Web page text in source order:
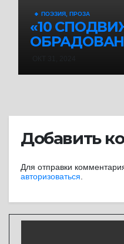
🔸 ПОЭЗИЯ, ПРОЗА
«10
Добавить
Для отправки
авторизоваться